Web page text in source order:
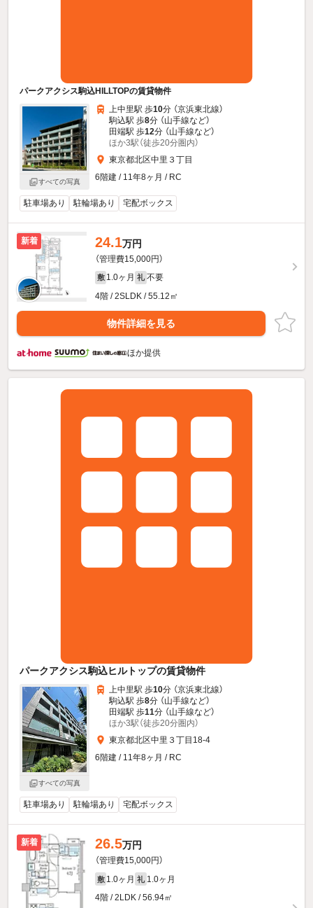
パークアクシス駒込HILLTOPの賃貸物件
すべての写真
上中里駅 歩10分 （京浜東北線）
駒込駅 歩8分 （山手線など）
田端駅 歩12分 （山手線など）
ほか3駅（徒歩20分圏内）
東京都北区中里３丁目
6階建 / 11年8ヶ月 / RC
駐車場あり 駐輪場あり 宅配ボックス
新着 24.1万円
（管理費15,000円）
敷 1.0ヶ月 礼 不要
4階 / 2SLDK / 55.12㎡
物件詳細を見る
ほか提供
パークアクシス駒込ヒルトップの賃貸物件
すべての写真
上中里駅 歩10分 （京浜東北線）
駒込駅 歩8分 （山手線など）
田端駅 歩11分 （山手線など）
ほか3駅（徒歩20分圏内）
東京都北区中里３丁目18-4
6階建 / 11年8ヶ月 / RC
駐車場あり 駐輪場あり 宅配ボックス
新着 26.5万円
（管理費15,000円）
敷 1.0ヶ月 礼 1.0ヶ月
4階 / 2LDK / 56.94㎡